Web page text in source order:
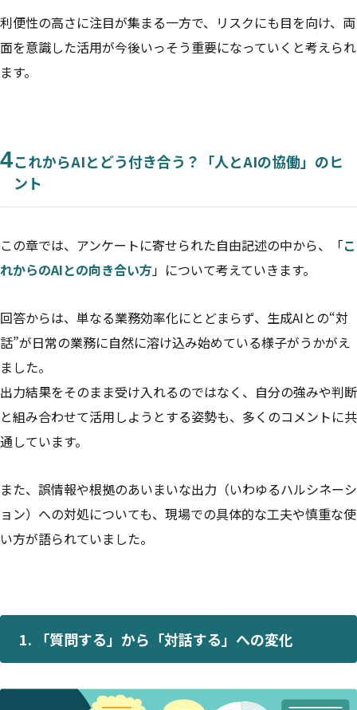
利便性の高さに注目が集まる一方で、リスクにも目を向け、両
面を意識した活用が今後いっそう重要になっていくと考えられ
ます。
4これからAIとどう付き合う？「人とAIの協働」のヒ
ント
この章では、アンケートに寄せられた自由記述の中から、「こ
れからのAIとの向き合い方」について考えていきます。
回答からは、単なる業務効率化にとどまらず、生成AIとの“対
話”が日常の業務に自然に溶け込み始めている様子がうかがえ
ました。
出力結果をそのまま受け入れるのではなく、自分の強みや判断
と組み合わせて活用しようとする姿勢も、多くのコメントに共
通しています。
また、誤情報や根拠のあいまいな出力（いわゆるハルシネーシ
ョン）への対処についても、現場での具体的な工夫や慎重な使
い方が語られていました。
1. 「質問する」から「対話する」への変化